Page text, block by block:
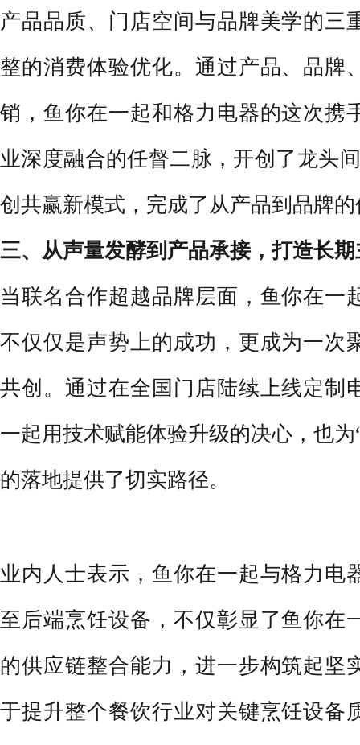
产品品质、门店空间与品牌美学的三
整的消费体验优化。通过产品、品牌
销，鱼你在一起和格力电器的这次携
业深度融合的任督二脉，开创了龙头
创共赢新模式，完成了从产品到品牌
三、 从声量发酵到产品承接，打造长
当联名合作超越品牌层面，鱼你在一
不仅仅是声势上的成功，更成为一次
共创。通过在全国门店陆续上线定制
一起用技术赋能体验升级的决心，也
的落地提供了切实路径。
业内人士表示，鱼你在一起与格力电
至后端烹饪设备，不仅彰显了鱼你在
的供应链整合能力，进一步构筑起坚
于提升整个餐饮行业对关键烹饪设备